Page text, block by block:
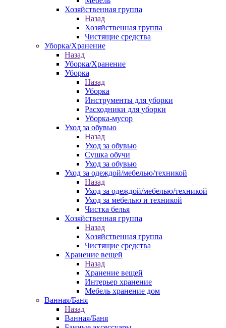
Хозяйственная группа
Назад
Хозяйственная группа
Чистящие средства
Уборка/Хранение
Назад
Уборка/Хранение
Уборка
Назад
Уборка
Инструменты для уборки
Расходники для уборки
Уборка-мусор
Уход за обувью
Назад
Уход за обувью
Сушка обучи
Уход за обувью
Уход за одеждой/мебелью/техникой
Назад
Уход за одеждой/мебелью/техникой
Уход за мебелью и техникой
Чистка белья
Хозяйственная группа
Назад
Хозяйственная группа
Чистящие средства
Хранение вещей
Назад
Хранение вещей
Интерьер хранение
Мебель хранение дом
Ванная/Баня
Назад
Ванная/Баня